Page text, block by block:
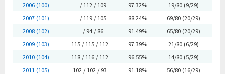
2006 (100)
― / 112 / 109 97.32%
19/80 (9/29)
2007 (101)
― / 119 / 105 88.24%
69/80 (20/29)
2008 (102)
― / 94 / 86 91.49%
65/80 (20/29)
2009 (103)
115 / 115 / 112 97.39%
21/80 (6/29)
2010 (104)
118 / 116 / 112 96.55%
14/80 (5/29)
2011 (105)
102 / 102 / 93 91.18% 56/80 (16/29)